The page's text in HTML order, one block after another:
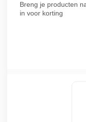
Breng je producten
in voor korting